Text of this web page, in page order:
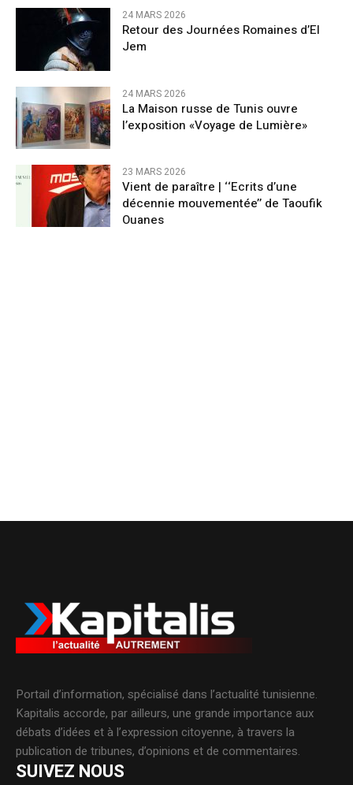
24 MARS 2026
Retour des Journées Romaines d’El
Jem
24 MARS 2026
La Maison russe de Tunis ouvre
l’exposition «Voyage de Lumière»
23 MARS 2026
Vient de paraître | ‘‘Ecrits d’une
décennie mouvementée’’ de Taoufik
Ouanes
Portail d’information, spécialisé dans l’actualité tunisienne.
Kapitalis accorde, par ailleurs, une grande importance aux
débats d’idées et à l’expression citoyenne, à travers la
publication de tribunes, d’opinions et de commentaires.
SUIVEZ NOUS